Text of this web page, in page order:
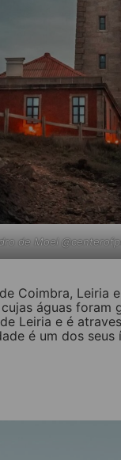
de Moel
Coimbra, Leiria
águas foram
Leiria e é
é um dos seus